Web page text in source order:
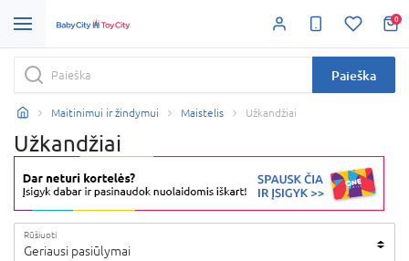
0
Paieška
Maitinimui ir žindymui Maistelis Užkandžiai
Užkandžiai
Rūšiuoti
Geriausi pasiūlymai